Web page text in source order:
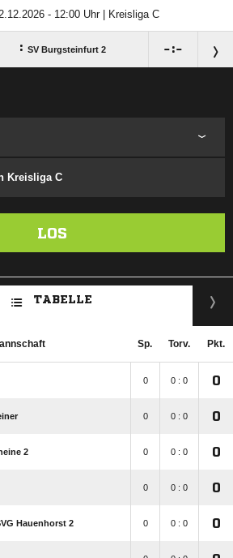
- 12:00 Uhr | Kreisliga C
: SV Burgsteinfurt 2 :
Kreisliga C
LOS
TABELLE
Sp. Torv. Pkt.
0 0 : 0 0
0 0 : 0 0
2 0 0 : 0 0
0 0 : 0 0
Hauenhorst 2 0 0 : 0 0